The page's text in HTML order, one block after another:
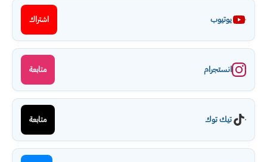
يوتيوب اشتراك
انستجرام متابعة
تيك توك متابعة